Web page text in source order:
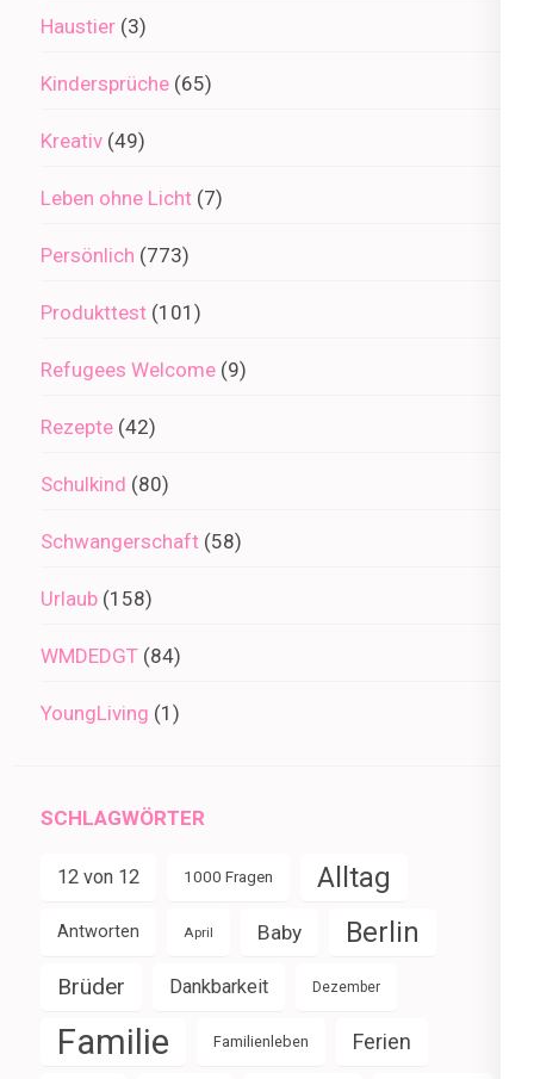
Haustier (3)
Kindersprüche (65)
Kreativ (49)
Leben ohne Licht (7)
Persönlich (773)
Produkttest (101)
Refugees Welcome (9)
Rezepte (42)
Schulkind (80)
Schwangerschaft (58)
Urlaub (158)
WMDEDGT (84)
YoungLiving (1)
SCHLAGWÖRTER
12 von 12 1000 Fragen Alltag
Antworten April Baby Berlin
Brüder Dankbarkeit Dezember
Familie Familienleben Ferien